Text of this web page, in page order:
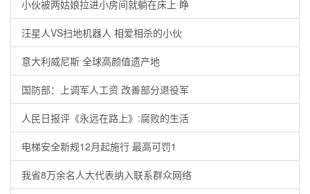
小伙被两姑娘拉进小房间就躺在床上 睁
汪星人VS扫地机器人 相爱相杀的小伙
意大利威尼斯 全球高颜值遗产地
国防部：上调军人工资 改善部分退役军
人民日报评《永远在路上》:腐败的生活
电梯安全新规12月起施行 最高可罚1
我省8万余名人大代表纳入联系群众网络